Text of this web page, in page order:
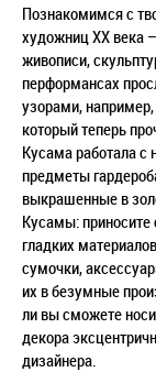
Познакомимся с
художниц XX века
живописи,
перформансах
узорами,
который теперь
Кусама работала с
предметы
выкрашенные в
Кусамы:
гладких
сумочки,
их в безумные
ли вы сможете
декора
дизайнера.